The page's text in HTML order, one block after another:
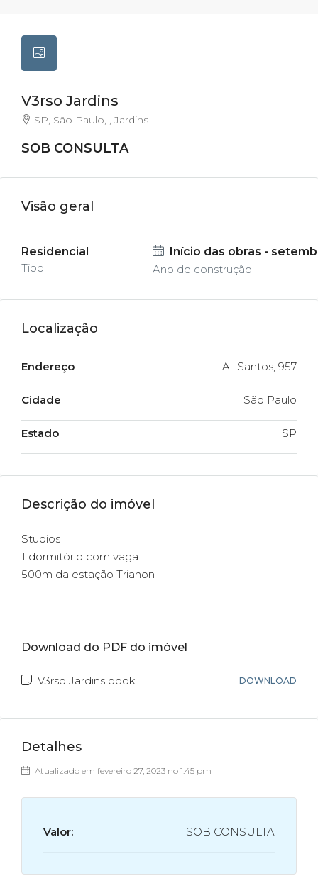
V3rso Jardins
SP, São Paulo, , Jardins
SOB CONSULTA
Visão geral
Residencial
Tipo
Início das obras -
Ano de construção
Localização
Endereço Al. Santos, 957
Cidade São Paulo
Estado SP
Descrição do imóvel
Studios
1 dormitório com vaga
500m da estação Trianon
Download do PDF do imóvel
V3rso Jardins book DOWNLOAD
Detalhes
Atualizado em fevereiro 27, 2023 no 1:45 pm
Valor: SOB CONSULTA